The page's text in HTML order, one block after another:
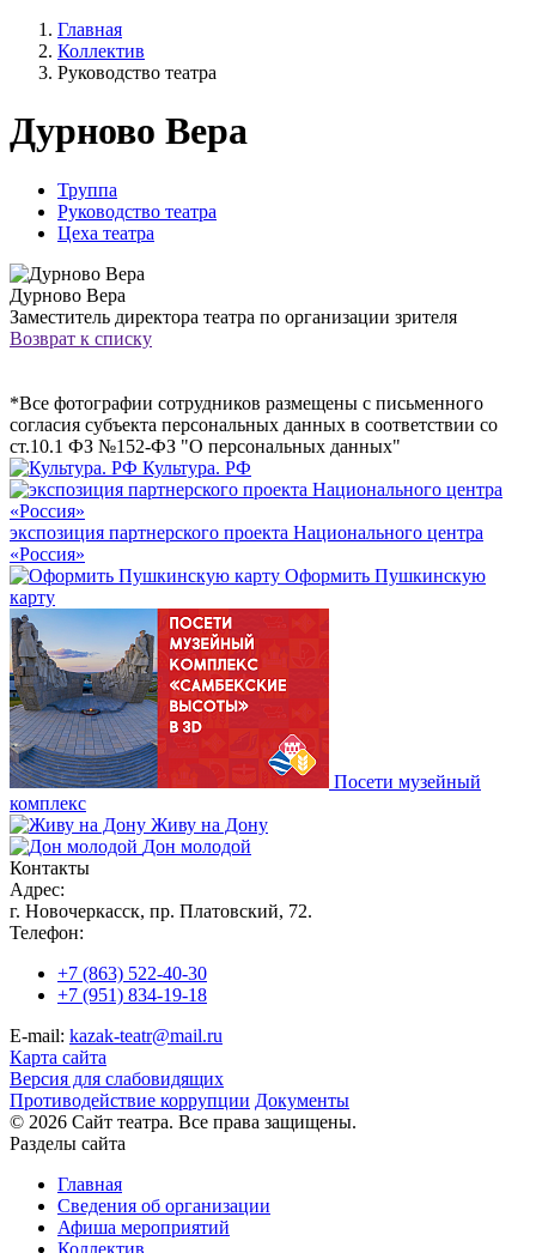
Главная
Коллектив
Руководство театра
Дурново Вера
Труппа
Руководство театра
Цеха театра
Дурново Вера
Заместитель директора театра по организации зрителя
Возврат к списку
*Все фотографии сотрудников размещены с письменного
согла­сия субъекта персона­льных данных в соотв­етствии со
ст.10.1 ФЗ №152-ФЗ "О персона­льных данных"
Культура. РФ
экспозиция партнерского проекта Национального центра
«Россия»
Оформить Пушкинскую
карту
Посети музейный
комплекс
Живу на Дону
Дон молодой
Контакты
Адрес:
г. Новочеркасск, пр. Платовский, 72.
Телефон:
+7 (863) 522-40-30
+7 (951) 834-19-18
E-mail: kazak-teatr@mail.ru
Карта сайта
Версия для слабовидящих
Противодействие коррупции Документы
© 2026 Сайт театра. Все права защищены.
Разделы сайта
Главная
Сведения об организации
Афиша мероприятий
Коллектив